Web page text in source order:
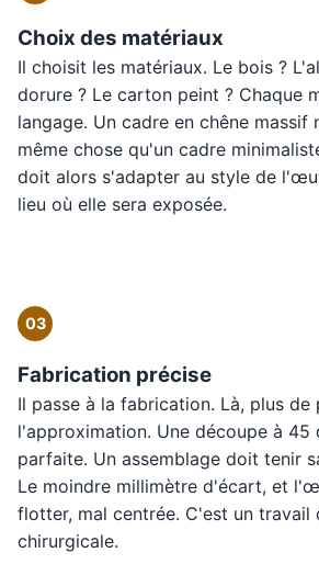
Choix des matériaux
Il choisit les matériaux. Le bois ?
dorure ? Le carton peint ? Chaque
langage. Un cadre en chêne massif
même chose qu'un cadre
doit alors s'adapter au style de
lieu où elle sera exposée.
03
Fabrication précise
Il passe à la fabrication. Là, plus de
l'approximation. Une découpe à 45
parfaite. Un assemblage doit tenir
Le moindre millimètre d'écart, et
flotter, mal centrée. C'est un travail
chirurgicale.